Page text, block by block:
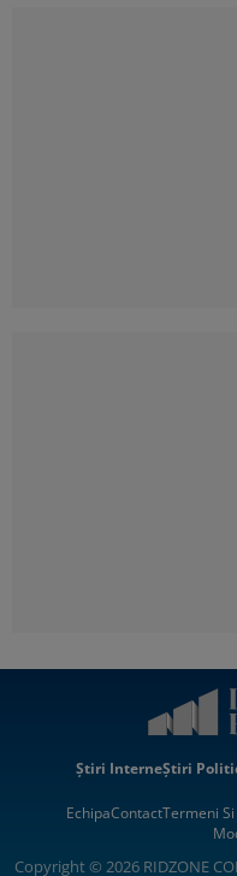
Știri InterneȘtiri
EchipaContactTermeni
Copyright © 2026 RIDZONE